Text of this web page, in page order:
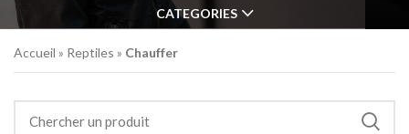
CATEGORIES
Accueil » Reptiles » Chauffer